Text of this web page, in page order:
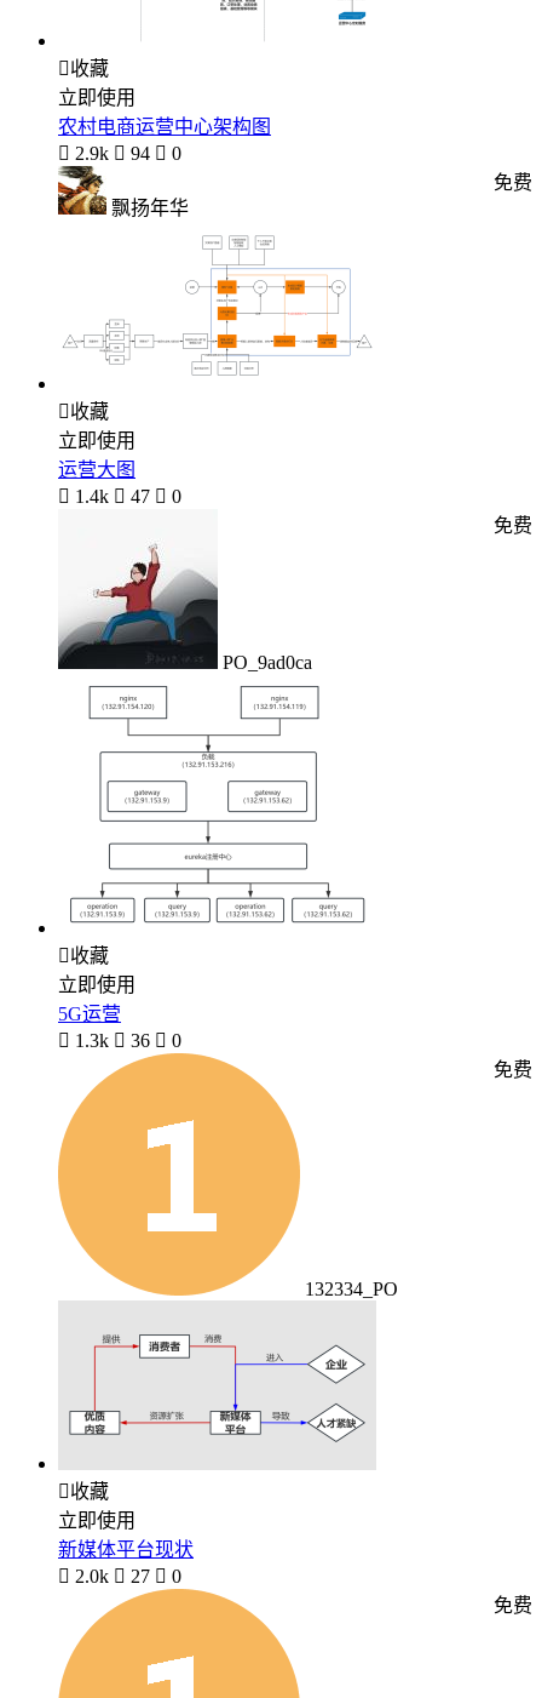
收藏
立即使用
农村电商运营中心架构图
 2.9k  94  0
飘扬年华
免费
收藏
立即使用
运营大图
 1.4k  47  0
PO_9ad0ca
免费
收藏
立即使用
5G运营
 1.3k  36  0
132334_PO
免费
收藏
立即使用
新媒体平台现状
 2.0k  27  0
免费